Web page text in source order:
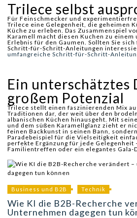
Trilece selbst
Für Feinschmecker und
Trilece eine Gelegenheit, die geheimen
Küche zu erleben. Das Zusammenspiel
Karamell macht diesen Kuchen zu einem
Erlebnis für den Gaumen. Sollten Sie
Schritt-für-Schritt-Anleitungen
umfangreiche Schritt-für-Schritt-
Ein unterschätztes
großem Potenzial
Trilece stellt einen faszinierenden Mix
Traditionen dar, der weit über den
albanischen Küchen hinausgeht. Mit
und dem süßen Karamellglanz zieht er
feinen Backkunst in seinen Bann,
Paradebeispiel für die Vielseitigkeit
perfekte Ergänzung für jede Gelegenheit
Familientreffen oder ein elegantes Gala-
Business und B2B Technik
Wie KI die B2B-Recherche
Unternehmen dagegen tun